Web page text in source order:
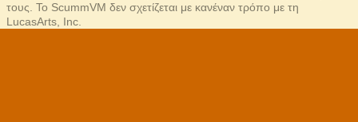
τους. Το ScummVM δεν σχετίζεται με κανέναν τρόπο με τη
LucasArts, Inc.